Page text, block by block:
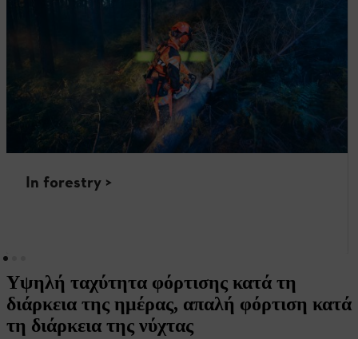
In forestry >
Υψηλή ταχύτητα φόρτισης κατά τη
διάρκεια της ημέρας, απαλή φόρτιση κατά
τη διάρκεια της νύχτας